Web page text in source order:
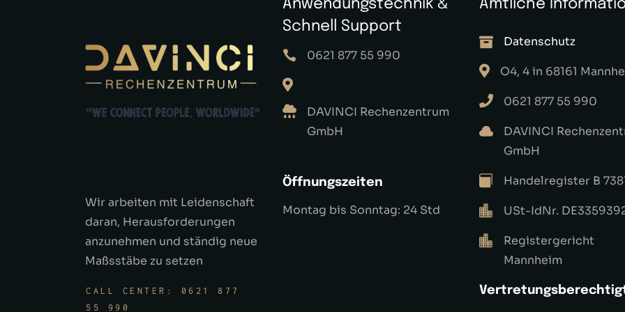
Wir arbeiten mit Leidenschaft
daran, Herausforderungen
anzunehmen und ständig neue
Maßsstäbe zu setzen
CALL CENTER: 0621 877
55 990
Anwendungstechnik &
Schnell Support
0621 877 55 990
DAVINCI Rechenzentrum
GmbH
Öffnungszeiten
Montag bis Sonntag: 24 Std
Amtliche
Datenschutz
O4, 4 in 68161
0621 877 55 990
DAVINCI
GmbH
Handelregister B
USt-IdNr.
Registergericht
Mannheim